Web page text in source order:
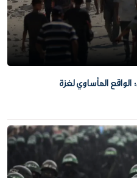
المأساوي لغزة